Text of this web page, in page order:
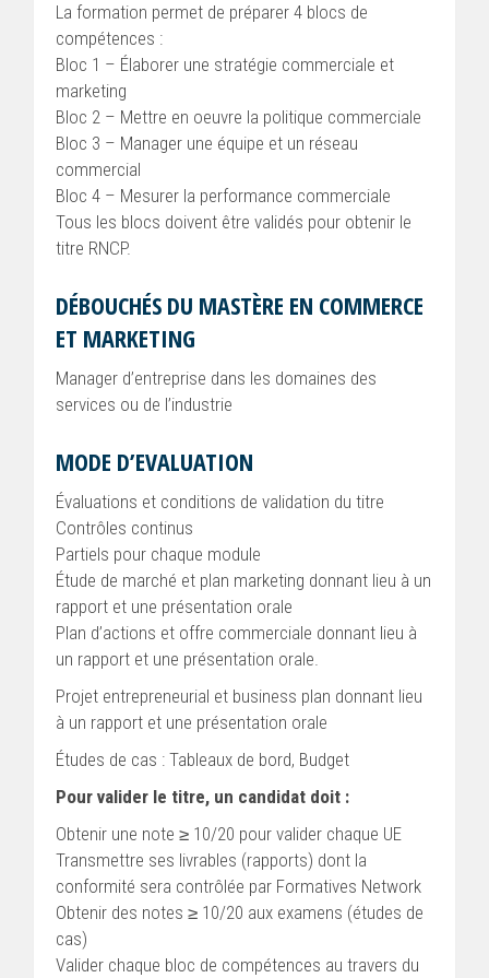
La formation permet de préparer 4 blocs de
compétences :
Bloc 1 – Élaborer une stratégie commerciale et
marketing
Bloc 2 – Mettre en oeuvre la politique commerciale
Bloc 3 – Manager une équipe et un réseau
commercial
Bloc 4 – Mesurer la performance commerciale
Tous les blocs doivent être validés pour obtenir le
titre RNCP.
DÉBOUCHÉS DU MASTÈRE EN COMMERCE
ET MARKETING
Manager d’entreprise dans les domaines des
services ou de l’industrie
MODE D’EVALUATION
Évaluations et conditions de validation du titre
Contrôles continus
Partiels pour chaque module
Étude de marché et plan marketing donnant lieu à un
rapport et une présentation orale
Plan d’actions et offre commerciale donnant lieu à
un rapport et une présentation orale.
Projet entrepreneurial et business plan donnant lieu
à un rapport et une présentation orale
Études de cas : Tableaux de bord, Budget
Pour valider le titre, un candidat doit :
Obtenir une note ≥ 10/20 pour valider chaque UE
Transmettre ses livrables (rapports) dont la
conformité sera contrôlée par Formatives Network
Obtenir des notes ≥ 10/20 aux examens (études de
cas)
Valider chaque bloc de compétences au travers du